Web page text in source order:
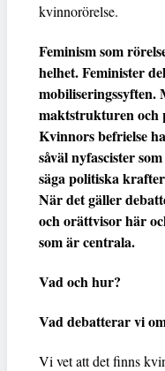
kvinnorörelse.
Feminism som
helhet. Feminister
maktstrukturen och
Kvinnors befrielse
såväl nyfascister
säga politiska
När det gäller
och orättvisor här
som är centrala.
Vad och hur?
Vad debatterar vi
Vi vet att det finns